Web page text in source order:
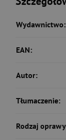
Wydawnictwo:
EAN:
Autor:
Tłumaczenie:
Rodzaj